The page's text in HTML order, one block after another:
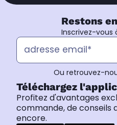
Restons
Inscrivez-vous
Ou retrouvez-
Téléchargez
Profitez d'avantages
commande, de conseils
encore.